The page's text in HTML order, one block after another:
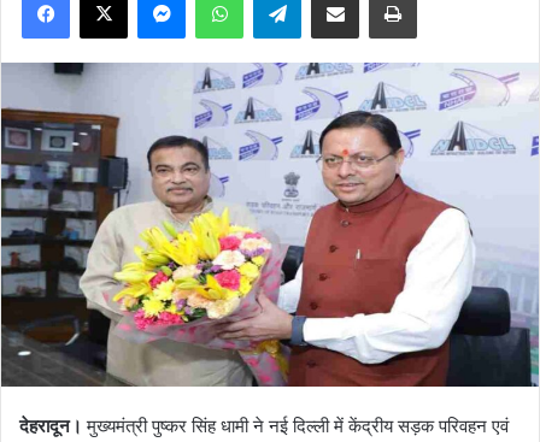
देहरादून। मुख्यमंत्री पुष्कर सिंह धामी ने नई दिल्ली में केंद्रीय सड़क परिवहन एवं